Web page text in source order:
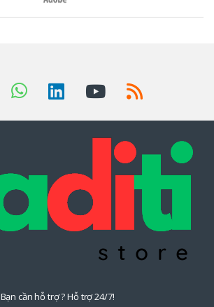
Bạn cần hỗ trợ ? Hỗ trợ 24/7!